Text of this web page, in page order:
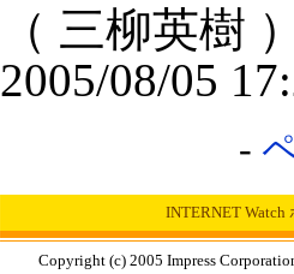
（ 三柳英樹
2005/08/05
-
INTERNET Watch
Copyright (c) 2005 Impress